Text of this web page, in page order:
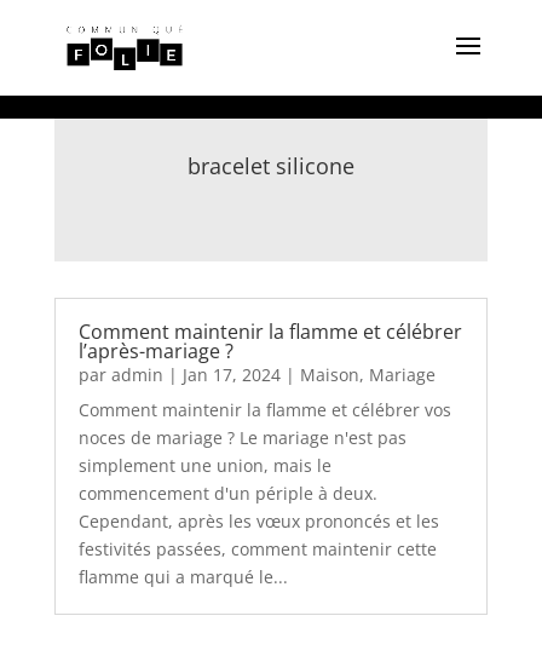
bracelet silicone
Comment maintenir la flamme et célébrer
l’après-mariage ?
par admin | Jan 17, 2024| Maison, Mariage
Comment maintenir la flamme et célébrer vos
noces de mariage ? Le mariage n'est pas
simplement une union, mais le
commencement d'un périple à deux.
Cependant, après les vœux prononcés et les
festivités passées, comment maintenir cette
flamme qui a marqué le...